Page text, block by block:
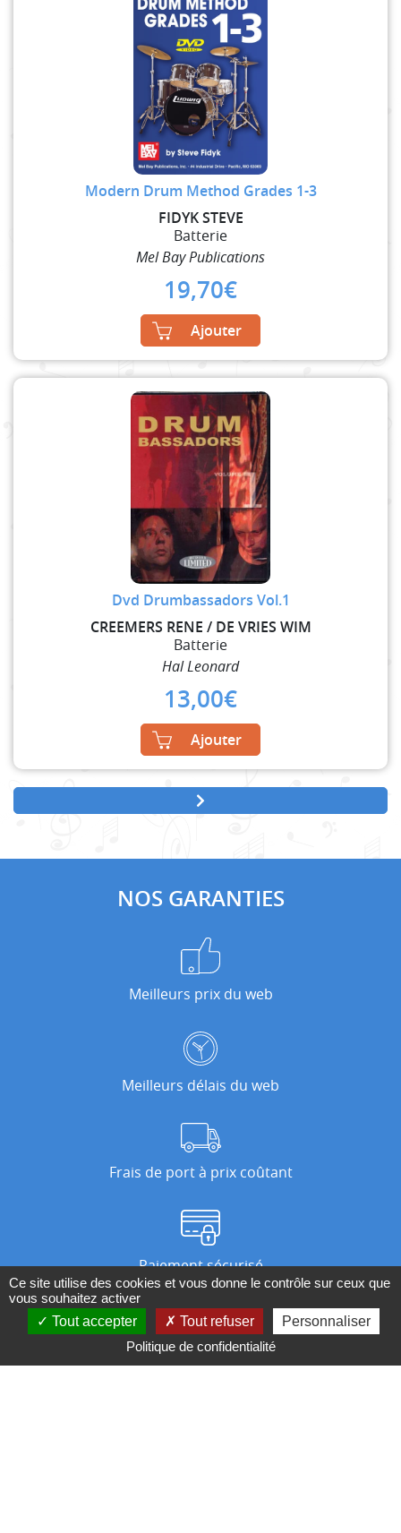
Modern Drum Method Grades 1-3
FIDYK STEVE
Batterie
Mel Bay Publications
19,70€
Ajouter
Dvd Drumbassadors Vol.1
CREEMERS RENE / DE VRIES WIM
Batterie
Hal Leonard
13,00€
Ajouter
NOS GARANTIES
Meilleurs prix du web
Meilleurs délais du web
Frais de port à prix coûtant
Paiement sécurisé
Nos magasins
Ce site utilise des cookies et vous donne le contrôle sur ceux que
vous souhaitez activer
Tout accepter
Tout refuser
Personnaliser
Politique de confidentialité